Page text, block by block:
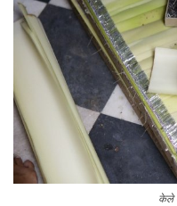
केले